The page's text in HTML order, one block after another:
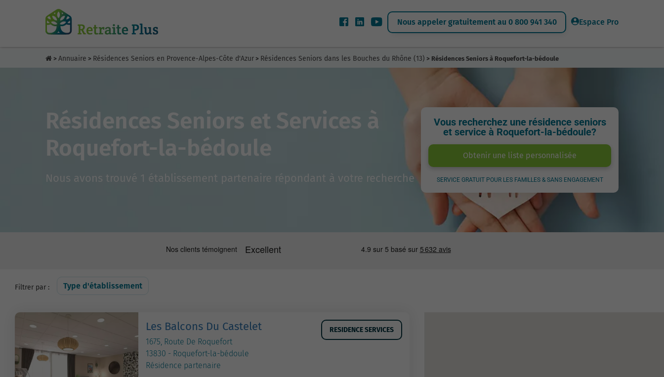
Nous appeler gratuitement au 0 800 941 340 Espace Pro
> Annuaire > Résidences Seniors en Provence-Alpes-Côte d'Azur > Résidences Seniors dans les Bouches du Rhône (13) > Résidences Seniors à Roquefort-la-bédoule
Résidences Seniors et Services à
Roquefort-la-bédoule
Nous avons trouvé 1 établissement partenaire répondant à votre recherche
Vous recherchez une résidence seniors
et service à Roquefort-la-bédoule?
Obtenir une liste personnalisée
SERVICE GRATUIT POUR LES FAMILLES & SANS ENGAGEMENT
Filtrer par : Type d'établissement
Les Balcons Du Castelet
1675, Route De Roquefort
13830 - Roquefort-la-bédoule
Résidence partenaire
RESIDENCE SERVICES